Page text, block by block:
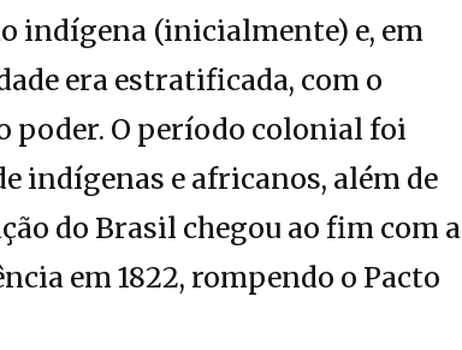
indígena (inicialmente) e, em
era estratificada, com o
poder. O período colonial foi
indígenas e africanos, além de
do Brasil chegou ao fim com a
em 1822, rompendo o Pacto